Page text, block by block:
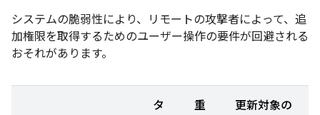
システムの脆弱性により、リモートの攻撃者によって、追
加権限を取得するためのユーザー操作の要件が回避される
おそれがあります。
タ
重
更新対象の